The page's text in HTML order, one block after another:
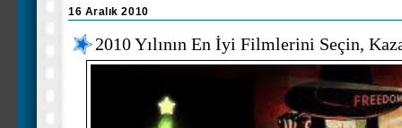
16 Aralık 2010
2010 Yılının En İyi Filmlerini Seçin,